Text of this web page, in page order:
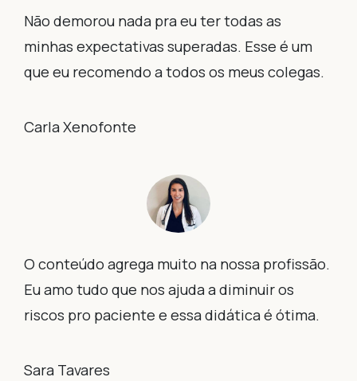
Não demorou nada pra eu ter todas as
minhas expectativas superadas. Esse é um
que eu recomendo a todos os meus colegas.
Carla Xenofonte
O conteúdo agrega muito na nossa profissão.
Eu amo tudo que nos ajuda a diminuir os
riscos pro paciente e essa didática é ótima.
Sara Tavares